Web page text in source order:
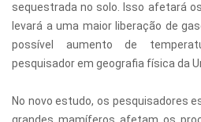
sequestrada no solo. Isso afetará
levará a uma maior liberação de
possível aumento de
pesquisador em geografia física da
No novo estudo, os pesquisadores